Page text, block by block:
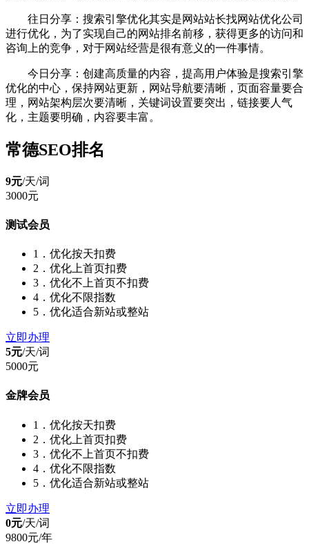
往日分享：搜索引擎优化其实是网站站长找网站优化公司
进行优化，为了实现自己的网站排名前移，获得更多的访问和
咨询上的竞争，对于网站经营是很有意义的一件事情。
今日分享：创建高质量的内容，提高用户体验是搜索引擎
优化的中心，保持网站更新，网站导航要清晰，页面容量要合
理，网站架构层次要清晰，关键词设置要突出，链接要人气
化，主题要明确，内容要丰富。
常德SEO排名
9元/天/词
3000元
测试会员
1．优化按天扣费
2．优化上首页扣费
3．优化不上首页不扣费
4．优化不限指数
5．优化适合新站或整站
立即办理
5元/天/词
5000元
金牌会员
1．优化按天扣费
2．优化上首页扣费
3．优化不上首页不扣费
4．优化不限指数
5．优化适合新站或整站
立即办理
0元/天/词
9800元/年